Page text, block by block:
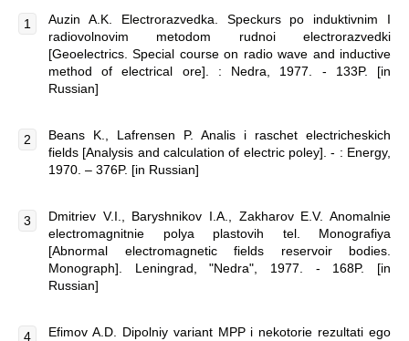
Auzin A.K. Electrorazvedka. Speckurs po induktivnim I
radiovolnovim metodom rudnoi electrorazvedki
[Geoelectrics. Special course on radio wave and inductive
method of electrical ore]. : Nedra, 1977. - 133P. [in
Russian]
Beans K., Lafrensen P. Analis i raschet electricheskich
fields [Analysis and calculation of electric poley]. - : Energy,
1970. – 376P. [in Russian]
Dmitriev V.I., Baryshnikov I.A., Zakharov E.V. Anomalnie
electromagnitnie polya plastovih tel. Monografiya
[Abnormal electromagnetic fields reservoir bodies.
Monograph]. Leningrad, "Nedra", 1977. - 168P. [in
Russian]
Efimov A.D. Dipolniy variant MPP i nekotorie rezultati ego